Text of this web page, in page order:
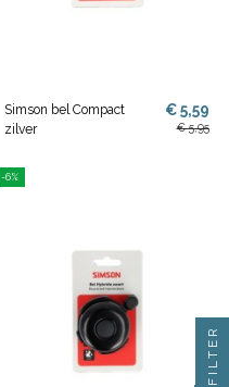
Simson bel Compact
zilver
€ 5,59
€ 5,95
-6%
FILTER